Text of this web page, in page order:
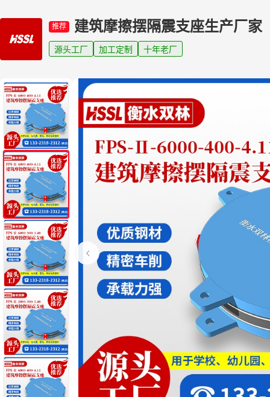
推荐 建筑摩擦摆隔震支座生产厂家
源头工厂 加工定制 十年老厂